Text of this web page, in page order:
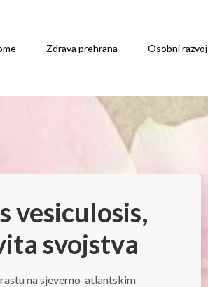
Zdrava prehrana Osobni razvoj
vesiculosis,
svojstva
na sjeverno-atlantskim